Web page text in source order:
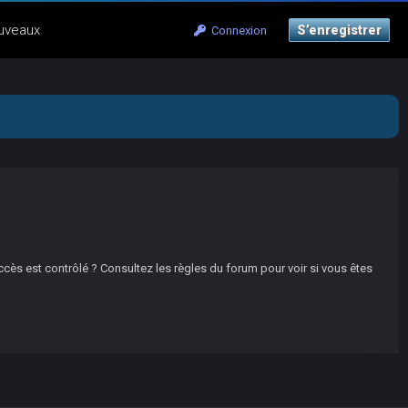
Connexion S’enregistrer
est contrôlé ? Consultez les règles du forum pour voir si vous êtes